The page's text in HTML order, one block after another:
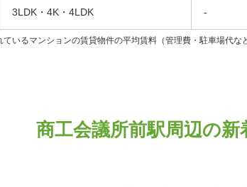
3LDK・4K・4LDK -
いるマンションの賃貸物件の平均賃料（管理費・駐車場代な
商工会議所前駅周辺の